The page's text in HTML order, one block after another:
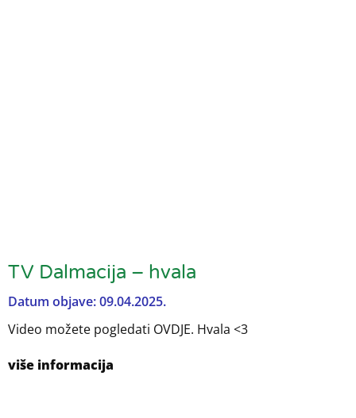
TV Dalmacija – hvala
Datum objave: 09.04.2025.
Video možete pogledati OVDJE. Hvala <3
više informacija